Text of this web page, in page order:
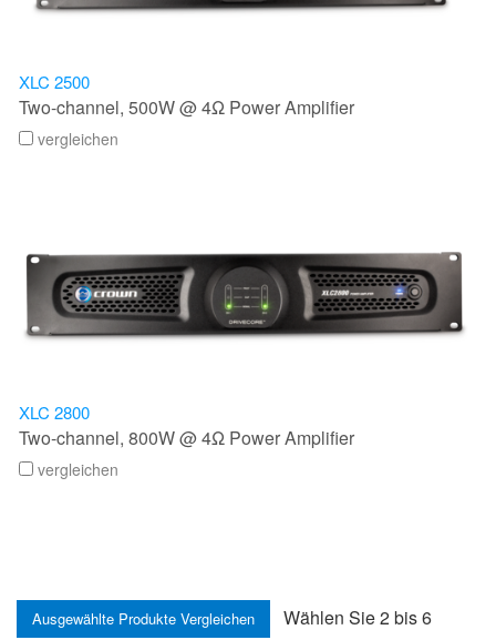
XLC 2500
Two-channel, 500W @ 4Ω Power Amplifier
vergleichen
XLC 2800
Two-channel, 800W @ 4Ω Power Amplifier
vergleichen
Wählen Sie 2 bis 6